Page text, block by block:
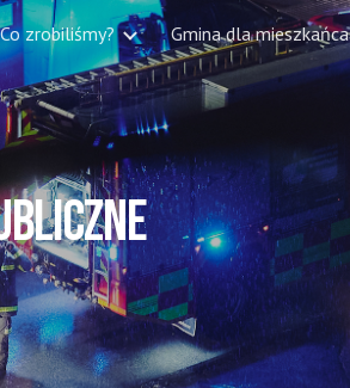
Skip to navigation
Co zrobiliśmy? Gmina dla mieszkańca